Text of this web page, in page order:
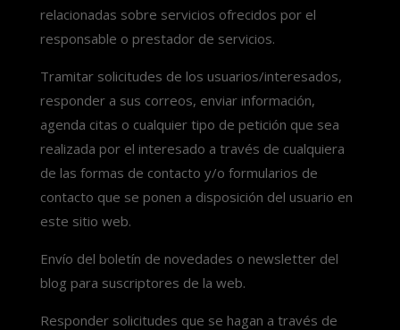
relacionadas sobre servicios ofrecidos por el
responsable o prestador de servicios.
Tramitar solicitudes de los usuarios/interesados,
responder a sus correos, enviar información,
agenda citas o cualquier tipo de petición que sea
realizada por el interesado a través de cualquiera
de las formas de contacto y/o formularios de
contacto que se ponen a disposición del usuario en
este sitio web.
Envío del boletín de novedades o newsletter del
blog para suscriptores de la web.
Responder solicitudes que se hagan a través de